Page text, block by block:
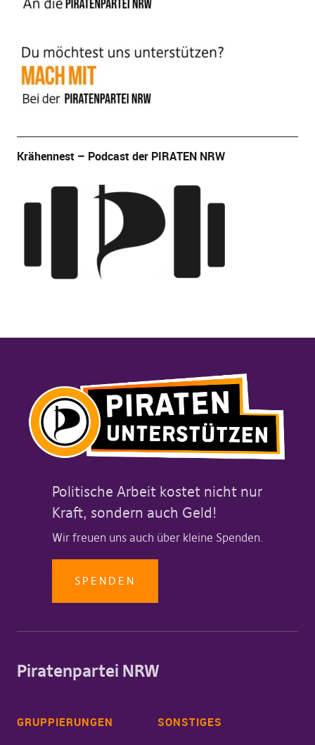
Krähennest – Podcast der PIRATEN NRW
Politische Arbeit kostet nicht nur
Kraft, sondern auch Geld!
Wir freuen uns auch über kleine Spenden.
SPENDEN
Piratenpartei NRW
GRUPPIERUNGEN SONSTIGES